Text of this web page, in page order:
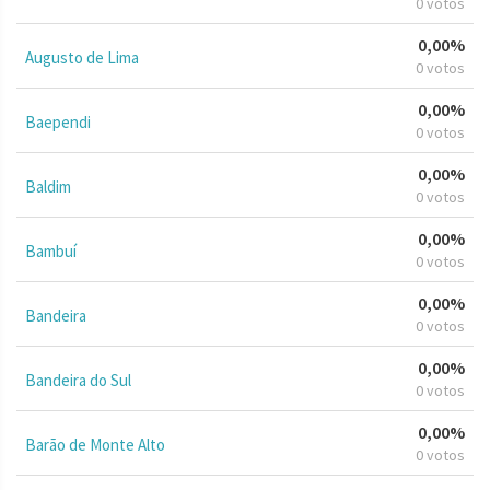
Augusto de Lima
0,00%
0 votos
Baependi
0,00%
0 votos
Baldim
0,00%
0 votos
Bambuí
0,00%
0 votos
Bandeira
0,00%
0 votos
Bandeira do Sul
0,00%
0 votos
Barão de Monte Alto
0,00%
0 votos